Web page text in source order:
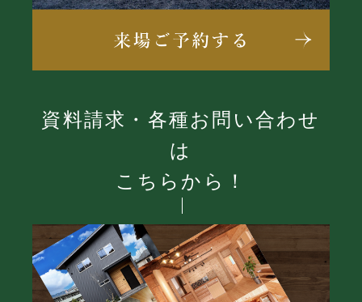
資料請求・各種お問い合わせ
は
こちらから！